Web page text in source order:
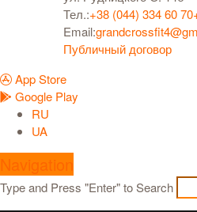
Тел.:+38 (044) 334 60 70
Email:
Публичный договор
App Store
Google Play
RU
UA
Navigation
Type and Press "Enter" to Search